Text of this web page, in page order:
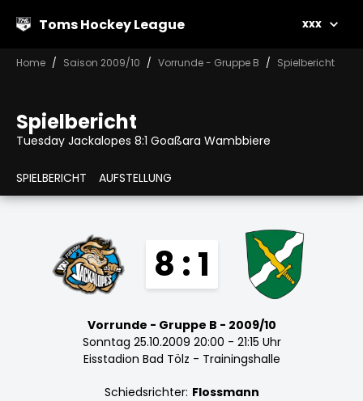
Toms Hockey League xxx
Home Saison 2009/10 Vorrunde - Gruppe B Spielbericht
Spielbericht
Tuesday Jackalopes 8:1 Goaßara Wambbiere
SPIELBERICHT AUFSTELLUNG
8 : 1
Vorrunde - Gruppe B - 2009/10
Sonntag 25.10.2009 20:00 - 21:15 Uhr
Eisstadion Bad Tölz - Trainingshalle
Schiedsrichter: Flossmann